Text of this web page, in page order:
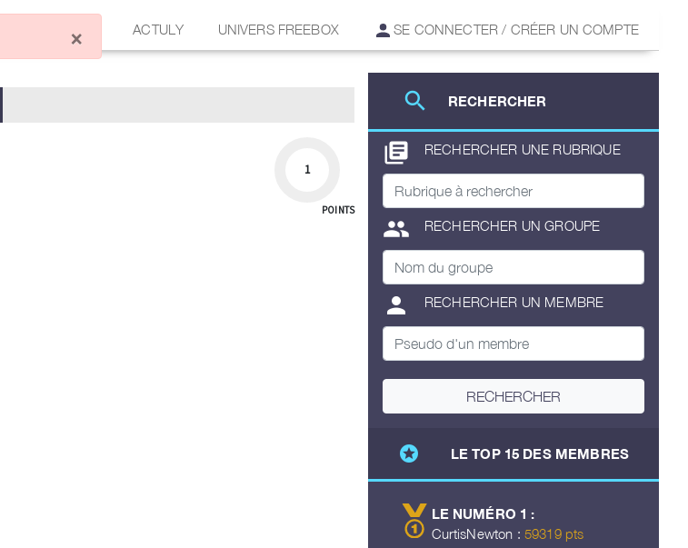
ACTULY UNIVERS FREEBOX SE CONNECTER / CRÉER UN COMPTE
search RECHERCHER
library_books RECHERCHER UNE RUBRIQUE
group RECHERCHER UN GROUPE
person RECHERCHER UN MEMBRE
RECHERCHER
stars LE TOP 15 DES MEMBRES
LE NUMÉRO 1 :
CurtisNewton : 59319 pts
1
POINTS
×